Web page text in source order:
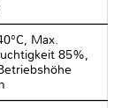
Max.
85%,